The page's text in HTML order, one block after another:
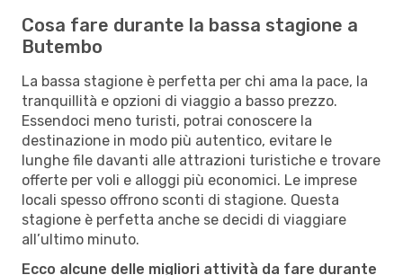
Cosa fare durante la bassa stagione a
Butembo
La bassa stagione è perfetta per chi ama la pace, la
tranquillità e opzioni di viaggio a basso prezzo.
Essendoci meno turisti, potrai conoscere la
destinazione in modo più autentico, evitare le
lunghe file davanti alle attrazioni turistiche e trovare
offerte per voli e alloggi più economici. Le imprese
locali spesso offrono sconti di stagione. Questa
stagione è perfetta anche se decidi di viaggiare
all’ultimo minuto.
Ecco alcune delle migliori attività da fare durante